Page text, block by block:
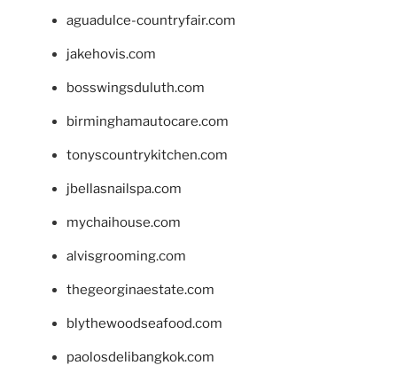
aguadulce-countryfair.com
jakehovis.com
bosswingsduluth.com
birminghamautocare.com
tonyscountrykitchen.com
jbellasnailspa.com
mychaihouse.com
alvisgrooming.com
thegeorginaestate.com
blythewoodseafood.com
paolosdelibangkok.com